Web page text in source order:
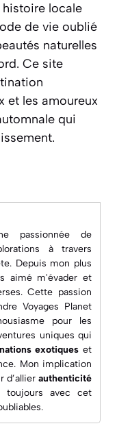
histoire locale
de vie oublié
naturelles
Ce site
et les amoureux
qui
passionnée de
à travers
Depuis mon plus
aimé m'évader et
Cette passion
Voyages Planet
pour les
uniques qui
exotiques et
Mon implication
d’allier authenticité
toujours avec cet